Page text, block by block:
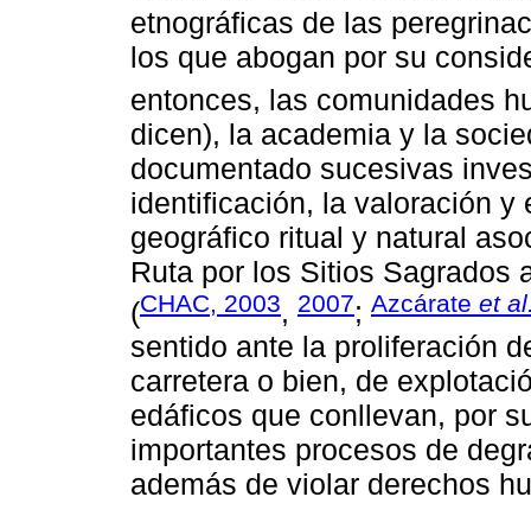
etnográficas de las
los que abogan por su
entonces, las comunidades
dicen), la academia y la
documentado sucesivas
identificación, la valoración y
geográfico ritual y natural
Ruta por los Sitios Sagrados
(CHAC, 2003, 2007; Azcárate et
sentido ante la proliferación
carretera o bien, de
edáficos que conllevan, por
importantes procesos de
además de violar derechos